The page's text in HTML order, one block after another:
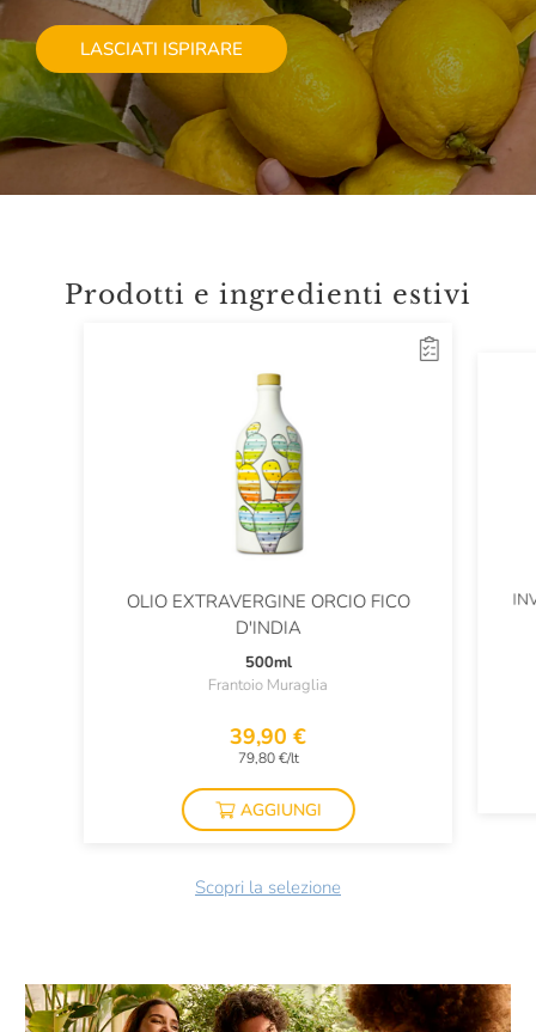
LASCIATI ISPIRARE
Prodotti e ingredienti estivi
OLIO EXTRAVERGINE ORCIO FICO
D'INDIA
500ml
Frantoio Muraglia
39,90 €
79,80 €/lt
AGGIUNGI
Scopri la selezione